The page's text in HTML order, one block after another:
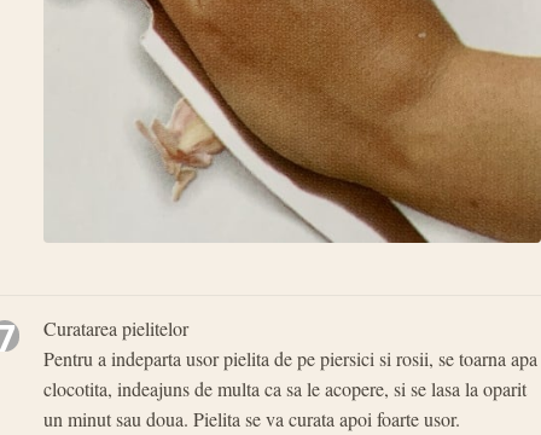
Curatarea pielitelor
Pentru a indeparta usor pielita de pe piersici si rosii, se toarna apa
clocotita, indeajuns de multa ca sa le acopere, si se lasa la oparit
un minut sau doua. Pielita se va curata apoi foarte usor.